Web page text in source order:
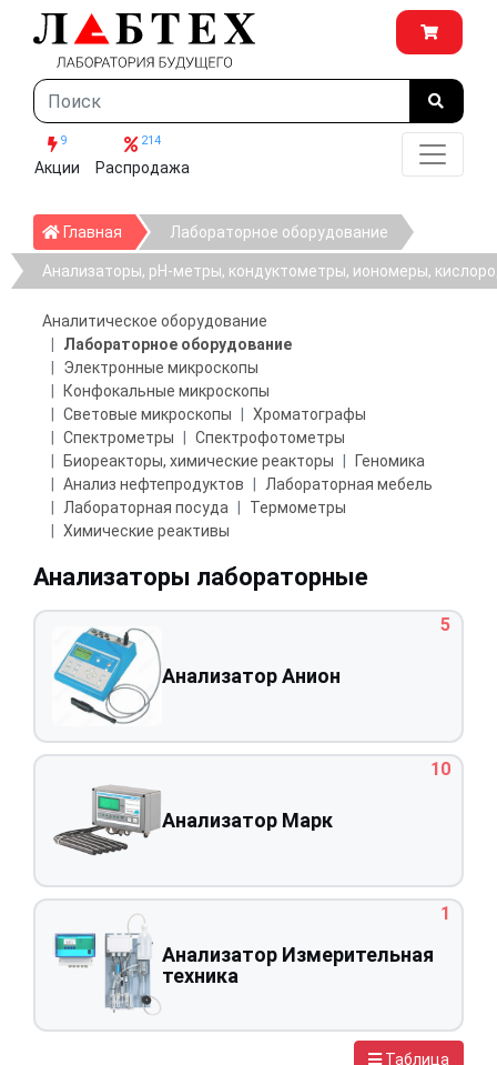
9
Акции
214
Распродажа
Главная ГлавнаяЛабораторное оборудование
Анализаторы, рН-метры, кондуктометры, иономеры,
Аналитическое оборудование
Лабораторное оборудование
Электронные микроскопы
Конфокальные микроскопы
Световые микроскопы
Хроматографы
Спектрометры
Спектрофотометры
Биореакторы, химические реакторы
Геномика
Анализ нефтепродуктов
Лабораторная мебель
Лабораторная посуда
Термометры
Химические реактивы
Анализаторы лабораторные
Анализатор Анион
5
Анализатор Марк
10
Анализатор Измерительная
техника
1
Таблица